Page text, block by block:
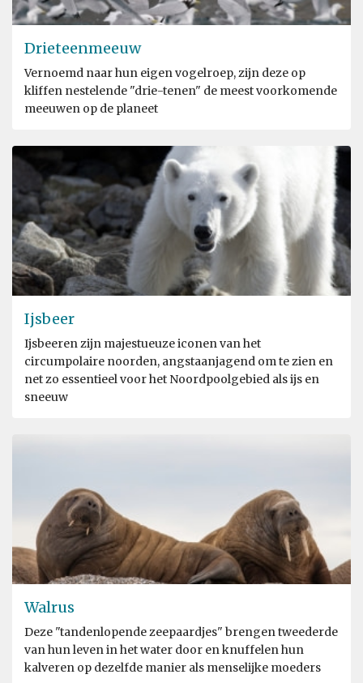
Drieteenmeeuw
Vernoemd naar hun eigen vogelroep, zijn deze op
kliffen nestelende "drie-tenen" de meest voorkomende
meeuwen op de planeet
Ijsbeer
Ijsbeeren zijn majestueuze iconen van het
circumpolaire noorden, angstaanjagend om te zien en
net zo essentieel voor het Noordpoolgebied als ijs en
sneeuw
Walrus
Deze "tandenlopende zeepaardjes" brengen tweederde
van hun leven in het water door en knuffelen hun
kalveren op dezelfde manier als menselijke moeders